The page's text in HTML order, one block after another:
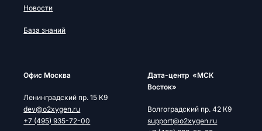
Новости
База знаний
Офис Москва
Ленинградский пр. 15 К9
dev@o2xygen.ru
+7 (495) 935-72-00
Дата-центр «МСК
Восток»
Волгоградский пр. 42 К9
support@o2xygen.ru